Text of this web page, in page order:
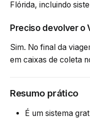
Flórida, incluindo
Preciso devolver o
Sim. No final da
em caixas de coleta
Resumo prático
É um sistema